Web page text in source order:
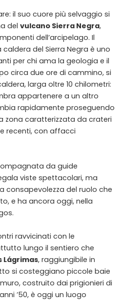
il suo cuore più selvaggio si
del vulcano Sierra Negra,
dell’arcipelago. Il
del Sierra Negra è uno
per chi ama la geologia e il
circa due ore di cammino, si
larga oltre 10 chilometri:
appartenere a un altro
rapidamente proseguendo
zona caratterizzata da crateri
recenti, con affacci
da guide
viste spettacolari, ma
consapevolezza del ruolo che
e ha ancora oggi, nella
ravvicinati con le
lungo il sentiero che
Lágrimas, raggiungibile in
si costeggiano piccole baie
costruito dai prigionieri di
’50, è oggi un luogo